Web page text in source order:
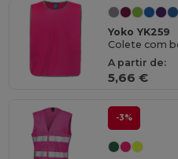
Yoko YK259
Colete com
A partir de:
5,66 €
-3%